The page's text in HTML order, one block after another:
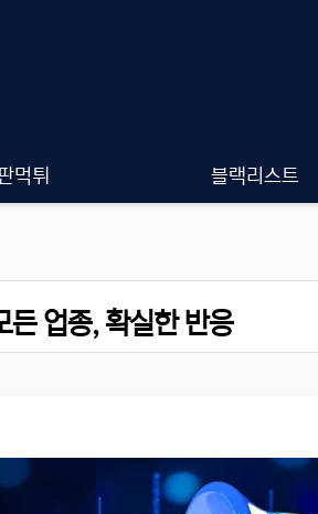
먹튀 블랙리스트
든 업종, 확실한 반응